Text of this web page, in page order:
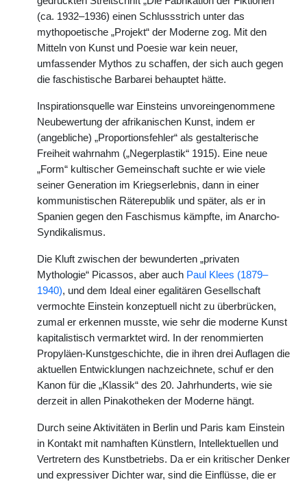
(ca. 1932–1936) einen Schlussstrich unter das
mythopoetische „Projekt“ der Moderne zog. Mit den
Mitteln von Kunst und Poesie war kein neuer,
umfassender Mythos zu schaffen, der sich auch gegen
die faschistische Barbarei behauptet hätte.
Inspirationsquelle war Einsteins unvoreingenommene
Neubewertung der afrikanischen Kunst, indem er
(angebliche) „Proportionsfehler“ als gestalterische
Freiheit wahrnahm („Negerplastik“ 1915). Eine neue
„Form“ kultischer Gemeinschaft suchte er wie viele
seiner Generation im Kriegserlebnis, dann in einer
kommunistischen Räterepublik und später, als er in
Spanien gegen den Faschismus kämpfte, im Anarcho-
Syndikalismus.
Die Kluft zwischen der bewunderten „privaten
Mythologie“ Picassos, aber auch Paul Klees (1879–
1940), und dem Ideal einer egalitären Gesellschaft
vermochte Einstein konzeptuell nicht zu überbrücken,
zumal er erkennen musste, wie sehr die moderne Kunst
kapitalistisch vermarktet wird. In der renommierten
Propyläen-Kunstgeschichte, die in ihren drei Auflagen die
aktuellen Entwicklungen nachzeichnete, schuf er den
Kanon für die „Klassik“ des 20. Jahrhunderts, wie sie
derzeit in allen Pinakotheken der Moderne hängt.
Durch seine Aktivitäten in Berlin und Paris kam Einstein
in Kontakt mit namhaften Künstlern, Intellektuellen und
Vertretern des Kunstbetriebs. Da er ein kritischer Denker
und expressiver Dichter war, sind die Einflüsse, die er